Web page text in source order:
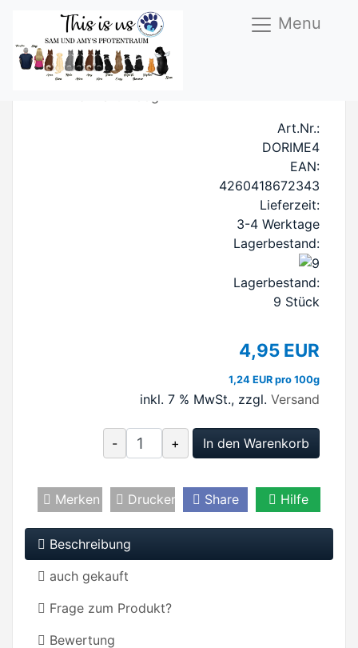
Menu
FM Rind Menü 400g
Art.Nr.:
DORIME4
EAN:
4260418672343
Lieferzeit:
3-4 Werktage
Lagerbestand:
Lagerbestand:
9 Stück
4,95 EUR
1,24 EUR pro 100g
inkl. 7 % MwSt., zzgl. Versand
- + In den Warenkorb
Merken Drucken Share Hilfe
Beschreibung
auch gekauft
Frage zum Produkt?
Bewertung